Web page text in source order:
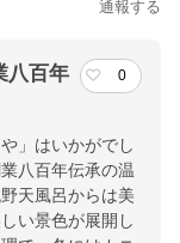
通報する
八百年
0
」はいかがでし
八百年伝承の温
天風呂からは美
い景色が展開し